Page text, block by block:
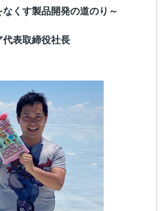
くす製品開発の道のり～
表取締役社長